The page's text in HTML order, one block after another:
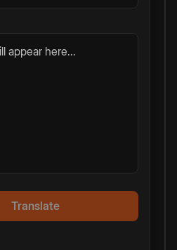
appear here...
Translate